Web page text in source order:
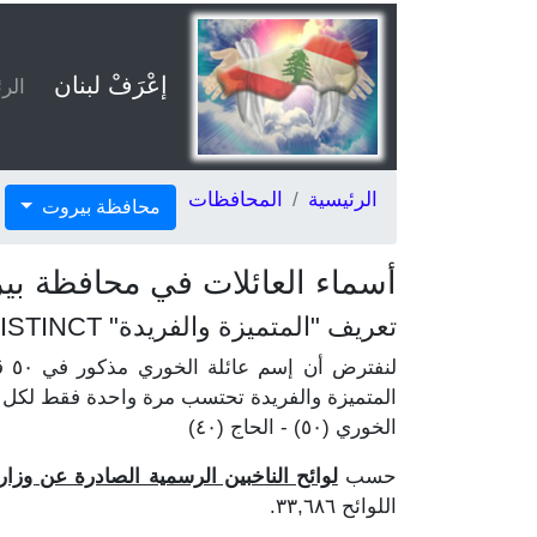
إعْرَفْ لبنان
الرئيسية المحافظات محافظة بيروت
أسماء العائلات في محافظة
تعريف "المتميزة والفريدة" DISTINCT
المتميزة والفريدة تحتسب مرة واحدة فقط لكل
الخوري (٥٠) - الحاج (٤٠)
حسبلوائح الناخبين الرسمية الصادرة عن وزارة
اللوائح ٣٣,٦٨٦.